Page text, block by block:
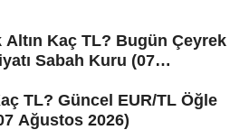
Altın Kaç TL? Bugün Çeyrek
Sabah Kuru (07
TL? Güncel EUR/TL Öğle
Ağustos 2026)